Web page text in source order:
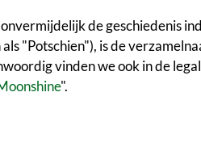
de geschiedenis
"Potschien"), is de
vinden we ook in de
".